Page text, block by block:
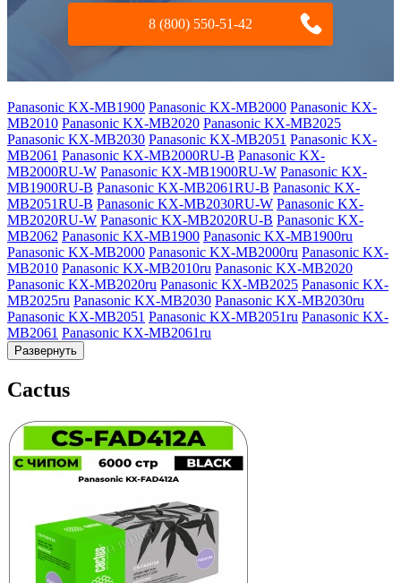
8 (800) 550-51-42
Panasonic KX-MB1900 Panasonic KX-MB2000 Panasonic KX-
MB2010 Panasonic KX-MB2020 Panasonic KX-MB2025
Panasonic KX-MB2030 Panasonic KX-MB2051 Panasonic KX-
MB2061 Panasonic KX-MB2000RU-B Panasonic KX-
MB2000RU-W Panasonic KX-MB1900RU-W Panasonic KX-
MB1900RU-B Panasonic KX-MB2061RU-B Panasonic KX-
MB2051RU-B Panasonic KX-MB2030RU-W Panasonic KX-
MB2020RU-W Panasonic KX-MB2020RU-B Panasonic KX-
MB2062 Panasonic KX-MB1900 Panasonic KX-MB1900ru
Panasonic KX-MB2000 Panasonic KX-MB2000ru Panasonic KX-
MB2010 Panasonic KX-MB2010ru Panasonic KX-MB2020
Panasonic KX-MB2020ru Panasonic KX-MB2025 Panasonic KX-
MB2025ru Panasonic KX-MB2030 Panasonic KX-MB2030ru
Panasonic KX-MB2051 Panasonic KX-MB2051ru Panasonic KX-
MB2061 Panasonic KX-MB2061ru
Развернуть
Cactus